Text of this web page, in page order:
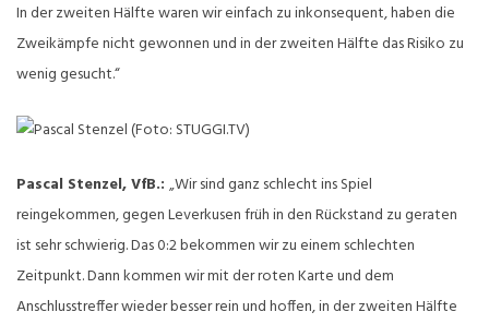
In der zweiten Hälfte waren wir einfach zu inkonsequent, haben die
Zweikämpfe nicht gewonnen und in der zweiten Hälfte das Risiko zu
wenig gesucht.“
Pascal Stenzel, VfB.: „Wir sind ganz schlecht ins Spiel
reingekommen, gegen Leverkusen früh in den Rückstand zu geraten
ist sehr schwierig. Das 0:2 bekommen wir zu einem schlechten
Zeitpunkt. Dann kommen wir mit der roten Karte und dem
Anschlusstreffer wieder besser rein und hoffen, in der zweiten Hälfte